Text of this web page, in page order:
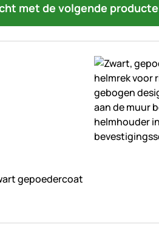
met de volgende
gepoedercoat